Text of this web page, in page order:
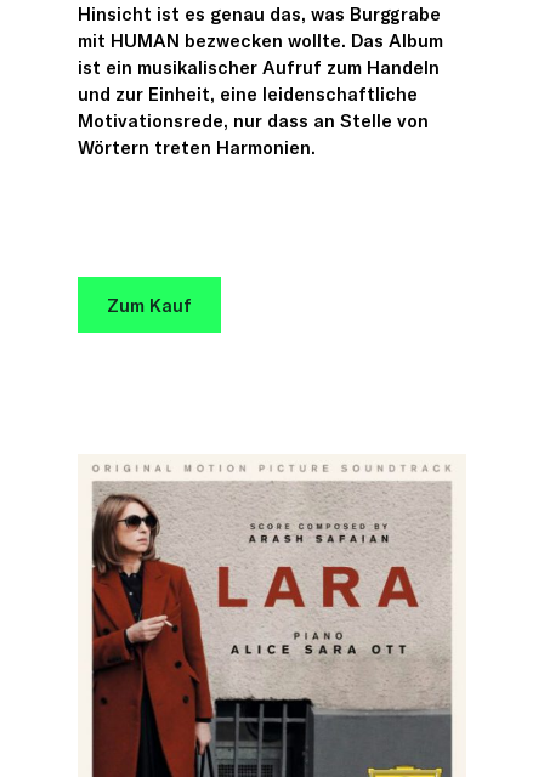
Hinsicht ist es genau das, was Burggrabe
mit HUMAN bezwecken wollte. Das Album
ist ein musikalischer Aufruf zum Handeln
und zur Einheit, eine leidenschaftliche
Motivationsrede, nur dass an Stelle von
Wörtern treten Harmonien.
Zum Kauf